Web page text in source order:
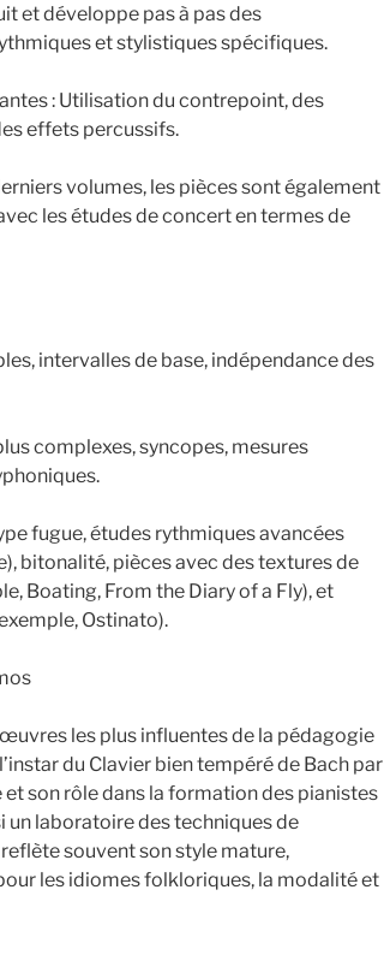
et développe pas à pas des
et stylistiques spécifiques.
: Utilisation du contrepoint, des
effets percussifs.
volumes, les pièces sont également
les études de concert en termes de
intervalles de base, indépendance des
complexes, syncopes, mesures
fugue, études rythmiques avancées
bitonalité, pièces avec des textures de
Boating, From the Diary of a Fly), et
Ostinato).
les plus influentes de la pédagogie
du Clavier bien tempéré de Bach par
son rôle dans la formation des pianistes
un laboratoire des techniques de
souvent son style mature,
les idiomes folkloriques, la modalité et